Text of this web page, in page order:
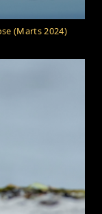
(Marts 2024)